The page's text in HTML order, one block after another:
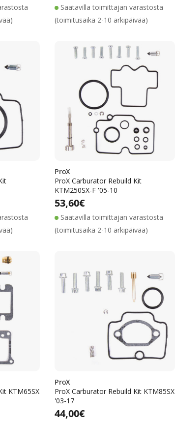
Saatavilla toimittajan varastosta
(toimitusaika 2-10 arkipäivää)
ProX
ProX Carburator Rebuild Kit
KTM250SX-F '05-10
Normaalihinta
53,60€
Saatavilla toimittajan varastosta
(toimitusaika 2-10 arkipäivää)
KTM65SX
ProX
ProX Carburator Rebuild Kit KTM85SX
'03-17
Normaalihinta
44,00€